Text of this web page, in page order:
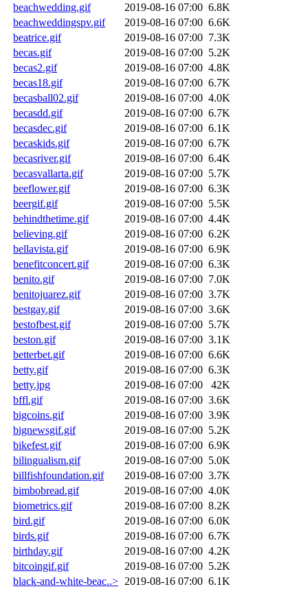
beachwedding.gif
2019-08-16 07:00 6.8K
beachweddingspv.gif
2019-08-16 07:00 6.6K
beatrice.gif
2019-08-16 07:00 7.3K
becas.gif
2019-08-16 07:00 5.2K
becas2.gif
2019-08-16 07:00 4.8K
becas18.gif
2019-08-16 07:00 6.7K
becasball02.gif
2019-08-16 07:00 4.0K
becasdd.gif
2019-08-16 07:00 6.7K
becasdec.gif
2019-08-16 07:00 6.1K
becaskids.gif
2019-08-16 07:00 6.7K
becasriver.gif
2019-08-16 07:00 6.4K
becasvallarta.gif
2019-08-16 07:00 5.7K
beeflower.gif
2019-08-16 07:00 6.3K
beergif.gif
2019-08-16 07:00 5.5K
behindthetime.gif
2019-08-16 07:00 4.4K
believing.gif
2019-08-16 07:00 6.2K
bellavista.gif
2019-08-16 07:00 6.9K
benefitconcert.gif
2019-08-16 07:00 6.3K
benito.gif
2019-08-16 07:00 7.0K
benitojuarez.gif
2019-08-16 07:00 3.7K
bestgay.gif
2019-08-16 07:00 3.6K
bestofbest.gif
2019-08-16 07:00 5.7K
beston.gif
2019-08-16 07:00 3.1K
betterbet.gif
2019-08-16 07:00 6.6K
betty.gif
2019-08-16 07:00 6.3K
betty.jpg
2019-08-16 07:00
42K
bffl.gif
2019-08-16 07:00 3.6K
bigcoins.gif
2019-08-16 07:00 3.9K
bignewsgif.gif
2019-08-16 07:00 5.2K
bikefest.gif
2019-08-16 07:00 6.9K
bilingualism.gif
2019-08-16 07:00 5.0K
billfishfoundation.gif
2019-08-16 07:00 3.7K
bimbobread.gif
2019-08-16 07:00 4.0K
biometrics.gif
2019-08-16 07:00 8.2K
bird.gif
2019-08-16 07:00 6.0K
birds.gif
2019-08-16 07:00 6.7K
birthday.gif
2019-08-16 07:00 4.2K
bitcoingif.gif
2019-08-16 07:00 5.2K
black-and-white-beac..> 2019-08-16 07:00 6.1K